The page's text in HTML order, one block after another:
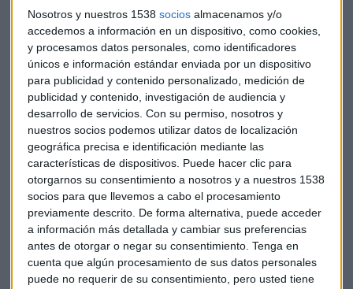
Nosotros y nuestros 1538 socios almacenamos y/o
accedemos a información en un dispositivo, como cookies,
y procesamos datos personales, como identificadores
únicos e información estándar enviada por un dispositivo
para publicidad y contenido personalizado, medición de
publicidad y contenido, investigación de audiencia y
desarrollo de servicios. Con su permiso, nosotros y
nuestros socios podemos utilizar datos de localización
geográfica precisa e identificación mediante las
características de dispositivos. Puede hacer clic para
otorgarnos su consentimiento a nosotros y a nuestros 1538
socios para que llevemos a cabo el procesamiento
previamente descrito. De forma alternativa, puede acceder
a información más detallada y cambiar sus preferencias
antes de otorgar o negar su consentimiento. Tenga en
cuenta que algún procesamiento de sus datos personales
puede no requerir de su consentimiento, pero usted tiene
"la tarea que tiene Europa en defensa es enorme. Hace falta
el dinero pero hace falta organizarse bien porque hay
descoordinación entre los paises, somos muy heterogéneos.
Cada país está 'haciendo la guerra' por su cuenta".
Carlos Laborda incide en la importancia de que la
financiación para el sector sea estable. "Lo que se necesita
es estabilidad, y no puedo hacer un proyecto a largo plazo si
no tengo la seguridad que la inversión va a tener una
continuidad", señala.
Indra ante la industrialización salvaje
Desde Indra, el CTO Manuel Escalante señala que "en Indra
se va a producir una disrupción" con la llegada de Ángel
Escribano a la compañía. "El reto de Indra es hacer una